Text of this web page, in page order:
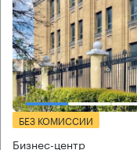
БЕЗ КОМИССИИ
Бизнес-центр